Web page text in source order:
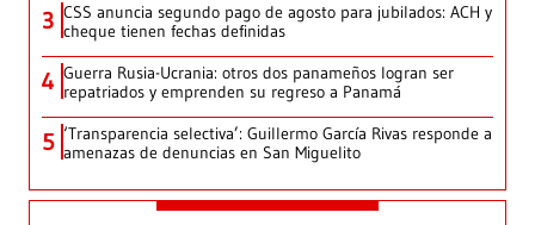
3 CSS anuncia segundo pago de agosto para jubilados: ACH y
cheque tienen fechas definidas
4 Guerra Rusia-Ucrania: otros dos panameños logran ser
repatriados y emprenden su regreso a Panamá
5 ‘Transparencia selectiva’: Guillermo García Rivas responde a
amenazas de denuncias en San Miguelito